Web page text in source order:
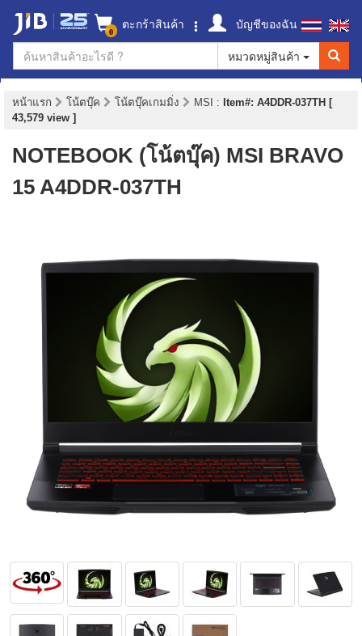
0 ตะกร้าสินค้า
บัญชีของฉัน
หมวดหมู่สินค้า
หน้าแรก โน้ตบุ๊ค โน้ตบุ๊คเกมมิ่ง MSI : Item#: A4DDR-037TH [
43,579 view ]
NOTEBOOK (โน้ตบุ๊ค) MSI BRAVO
15 A4DDR-037TH